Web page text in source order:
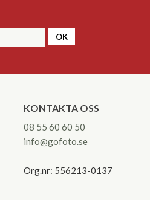
OK
KONTAKTA OSS
08 55 60 60 50
info@gofoto.se
Org.nr: 556213-0137